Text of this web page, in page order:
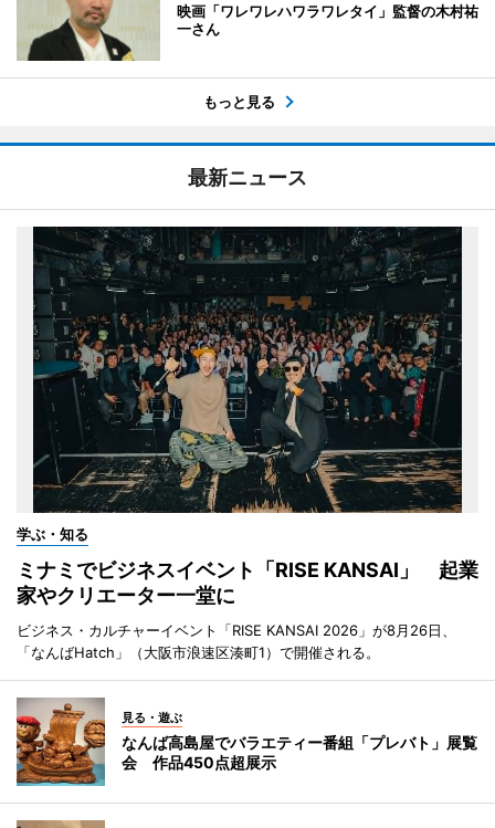
映画「ワレワレハワラワレタイ」監督の木村祐
一さん
もっと見る
最新ニュース
学ぶ・知る
ミナミでビジネスイベント「RISE KANSAI」 起業
家やクリエーター一堂に
ビジネス・カルチャーイベント「RISE KANSAI 2026」が8月26日、
「なんばHatch」（大阪市浪速区湊町1）で開催される。
見る・遊ぶ
なんば高島屋でバラエティー番組「プレバト」展覧
会 作品450点超展示